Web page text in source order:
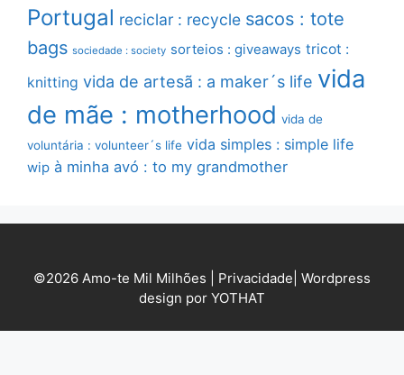
Portugal reciclar : recycle sacos : tote
bags sociedade : society sorteios : giveaways tricot :
knitting vida de artesã : a maker´s life vida
de mãe : motherhood vida de
voluntária : volunteer´s life vida simples : simple life
wip à minha avó : to my grandmother
©2026 Amo-te Mil Milhões | Privacidade Wordpress
design por YOTHAT